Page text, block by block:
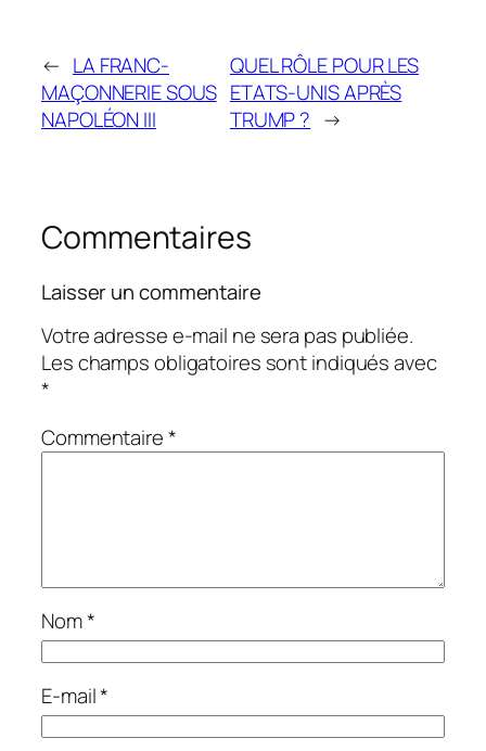
← LA FRANC-
MAÇONNERIE SOUS
NAPOLÉON III
QUEL RÔLE POUR LES
ETATS-UNIS APRÈS
TRUMP ? →
Commentaires
Laisser un commentaire
Votre adresse e-mail ne sera pas publiée.
Les champs obligatoires sont indiqués avec
*
Commentaire*
Nom*
E-mail*